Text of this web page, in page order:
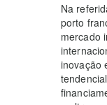
Na
porto
mercado
inovação